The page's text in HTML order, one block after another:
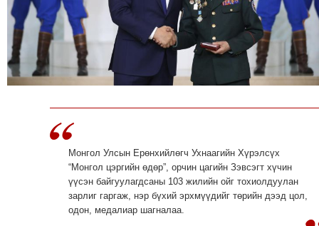
МЭДЭХҮЙ
ТЕХНОЛОГИ
ЭРДЭНЭТ
ҮЙЛДВЭРИЙН
Монгол Улсын Ерөнхийлөгч Ухнаагийн Хүрэлсүх
“Монгол цэргийн өдөр”, орчин цагийн Зэвсэгт хүчин
үүсэн байгуулагдсаны 103 жилийн ойг тохиолдуулан
зарлиг гаргаж, нэр бүхий эрхмүүдийг төрийн дээд цол,
одон, медалиар шагналаа.